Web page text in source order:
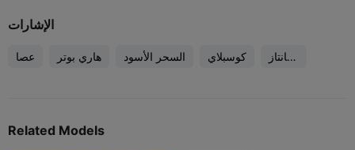
الإشارات
عصا هاري بوتر السحر الأسود كوسبلاي
فانتاز
Related Models